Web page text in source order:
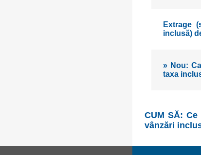
Extrage
inclusă)
» Nou:
taxa
CUM SĂ:
vânzări